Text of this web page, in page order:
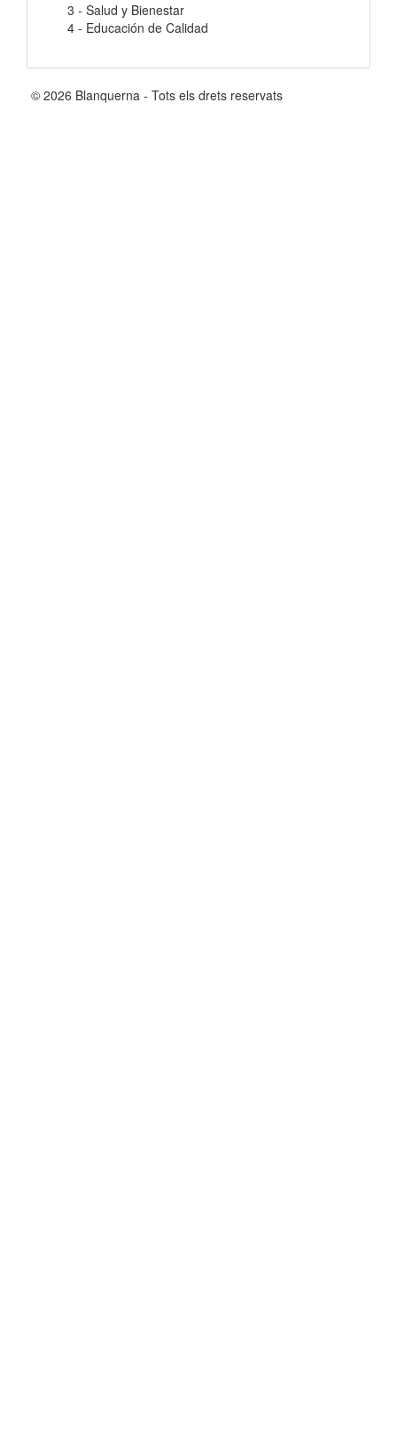
3 - Salud y Bienestar
4 - Educación de Calidad
© 2026 Blanquerna - Tots els drets reservats